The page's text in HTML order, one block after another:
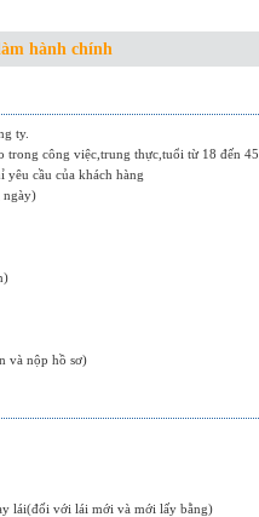
hành chính
ty.
trong công việc,trung thực,tuổi từ 18 đến 45
cầu của khách hàng
ngày)
và nộp hồ sơ)
lái(đối với lái mới và mới lấy bằng)